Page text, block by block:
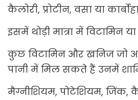
कैलोरी, प्रोटीन, वसा या
इसमें थोड़ी मात्रा में विटामिन
कुछ विटामिन और खनिज जो
पानी में मिल सकते हैं उनमें
मैग्नीशियम, पोटेशियम, जिंक,